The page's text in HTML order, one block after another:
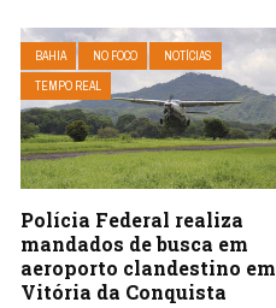
BAHIA NO FOCO
NOTÍCIAS
TEMPO REAL
Polícia Federal realiza
mandados de busca em
aeroporto clandestino em
Vitória da Conquista